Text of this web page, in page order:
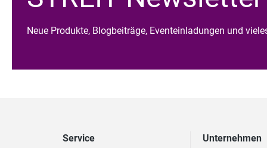
Neue Produkte, Blogbeiträge, Eventeinladungen und
Service Unternehmen